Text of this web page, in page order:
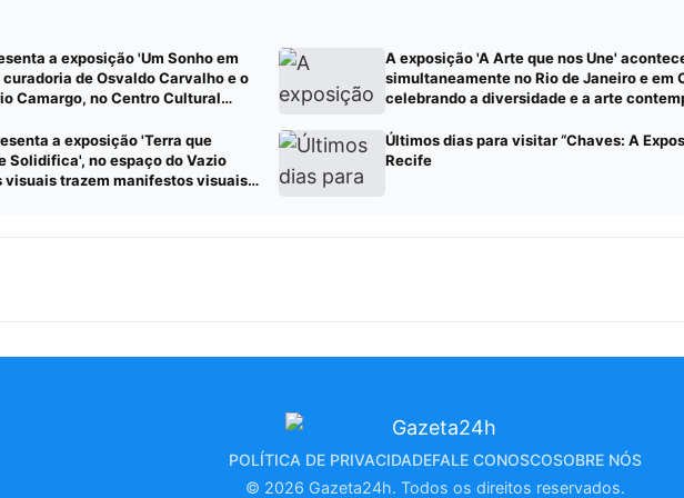
a exposição 'Um Sonho em
de Osvaldo Carvalho e o
Camargo, no Centro Cultural
A exposição 'A Arte que nos Une'
simultaneamente no Rio de Janeiro e em
celebrando a diversidade e a arte
status=published (Publique sua pauta –
a exposição 'Terra que
Solidifica', no espaço do Vazio
trazem manifestos visuais
Últimos dias para visitar “Chaves: A
Recife
POLÍTICA DE PRIVACIDADEFALE CONOSCOSOBRE NÓS
© 2026 Gazeta24h. Todos os direitos reservados.